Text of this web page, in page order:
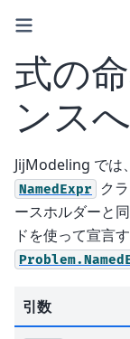
式の
ンス
JijModeling では
NamedExpr
ク
ースホルダーと同
ドを使って宣言
引数